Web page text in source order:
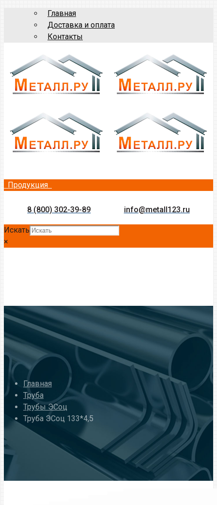
Главная
Доставка и оплата
Контакты
Продукция
8 (800) 302-39-89 info@metall123.ru
Искать
×
Главная
Труба
Трубы ЭСоц
Труба ЭСоц 133*4,5